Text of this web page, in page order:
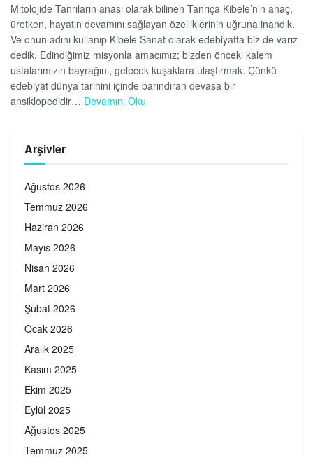
Mitolojide Tanrıların anası olarak bilinen Tanrıça Kibele’nin anaç,
üretken, hayatın devamını sağlayan özelliklerinin uğruna inandık.
Ve onun adını kullanıp Kibele Sanat olarak edebiyatta biz de varız
dedik. Edindiğimiz misyonla amacımız; bizden önceki kalem
ustalarımızın bayrağını, gelecek kuşaklara ulaştırmak. Çünkü
edebiyat dünya tarihini içinde barındıran devasa bir
ansiklopedidir… Devamını Oku
Arşivler
Ağustos 2026
Temmuz 2026
Haziran 2026
Mayıs 2026
Nisan 2026
Mart 2026
Şubat 2026
Ocak 2026
Aralık 2025
Kasım 2025
Ekim 2025
Eylül 2025
Ağustos 2025
Temmuz 2025